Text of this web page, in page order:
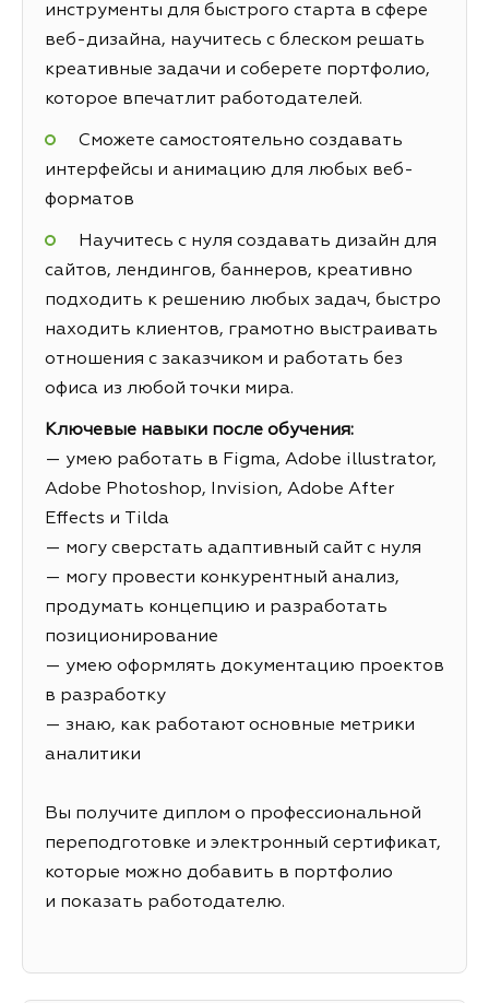
инструменты для быстрого старта в сфере
веб-дизайна, научитесь с блеском решать
креативные задачи и соберете портфолио,
которое впечатлит работодателей.
Сможете самостоятельно создавать
интерфейсы и анимацию для любых веб-
форматов
Научитесь с нуля создавать дизайн для
сайтов, лендингов, баннеров, креативно
подходить к решению любых задач, быстро
находить клиентов, грамотно выстраивать
отношения с заказчиком и работать без
офиса из любой точки мира.
Ключевые навыки после обучения:
— умею работать в Figma, Adobe illustrator,
Adobe Photoshop, Invision, Adobe After
Effects и Tilda
— могу сверстать адаптивный сайт с нуля
— могу провести конкурентный анализ,
продумать концепцию и разработать
позиционирование
— умею оформлять документацию проектов
в разработку
— знаю, как работают основные метрики
аналитики
Вы получите диплом о профессиональной
переподготовке и электронный сертификат,
которые можно добавить в портфолио
и показать работодателю.